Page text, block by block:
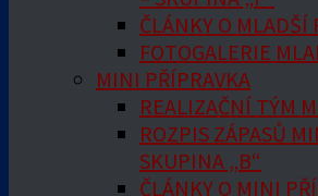
ČLÁNKY O MLADŠÍ
FOTOGALERIE
MINI PŘÍPRAVKA
REALIZAČNÍ TÝM
ROZPIS ZÁPASŮ
SKUPINA „B“
ČLÁNKY O MINI